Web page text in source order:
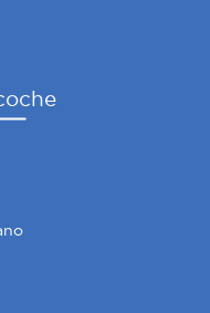
servicios.